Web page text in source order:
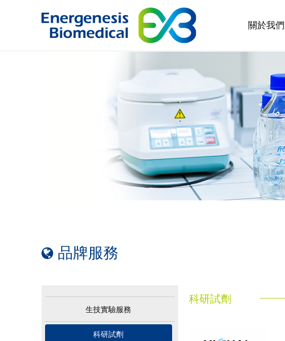
關於我們
品牌服務
生技實驗服務
科研試劑
科研試劑